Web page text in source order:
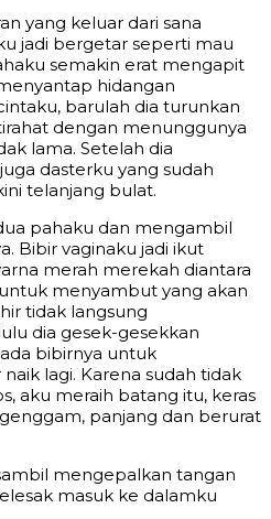
yang keluar dari sana
jadi bergetar seperti mau
semakin erat mengapit
hidangan
barulah dia turunkan
dengan menunggunya
lama. Setelah dia
dasterku yang sudah
telanjang bulat.
pahaku dan mengambil
Bibir vaginaku jadi ikut
merah merekah diantara
menyambut yang akan
tidak langsung
dia gesek-gesekkan
bibirnya untuk
lagi. Karena sudah tidak
aku meraih batang itu, keras
panjang dan berurat
mengepalkan tangan
masuk ke dalamku